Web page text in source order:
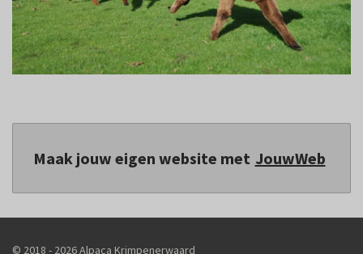
Maak jouw eigen website met JouwWeb
© 2018 - 2026 Alpaca Krimpenerwaard